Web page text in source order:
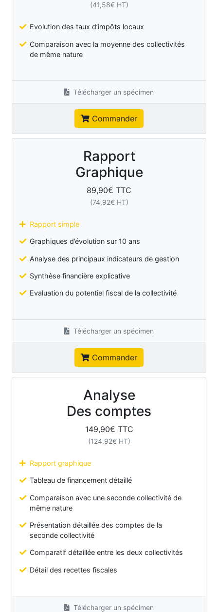
(41,58€ HT)
Evolution des taux d’impôts locaux
Comparaison avec la moyenne des collectivités
de même nature
Télécharger un spécimen
Commander
Rapport
Graphique
89,90€ TTC
(74,92€ HT)
Rapport simple
Graphiques d’évolution sur 10 ans
Analyse des principaux indicateurs de gestion
Synthèse financière explicative
Evaluation du potentiel fiscal de la collectivité
Télécharger un spécimen
Commander
Analyse
Des comptes
149,90€ TTC
(124,92€ HT)
Rapport graphique
Tableau de financement détaillé
Comparaison avec une seconde collectivité de
même nature
Présentation détaillée des comptes de la
seconde collectivité
Comparatif détaillée entre les deux collectivités
Détail des recettes fiscales
Télécharger un spécimen